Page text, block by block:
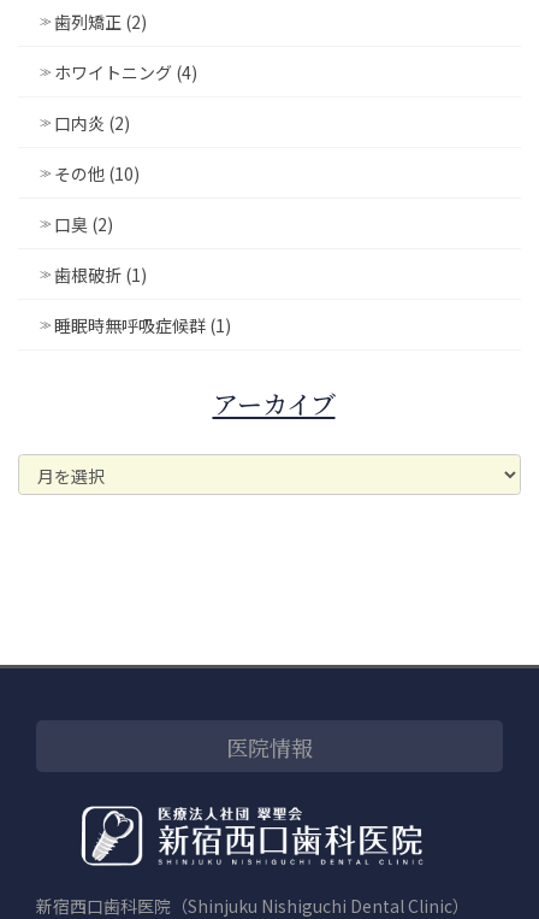
歯列矯正 (2)
ホワイトニング (4)
口内炎 (2)
その他 (10)
口臭 (2)
歯根破折 (1)
睡眠時無呼吸症候群 (1)
アーカイブ
ー
医院情報
新宿西口歯科医院（Shinjuku Nishiguchi Dental Clinic）